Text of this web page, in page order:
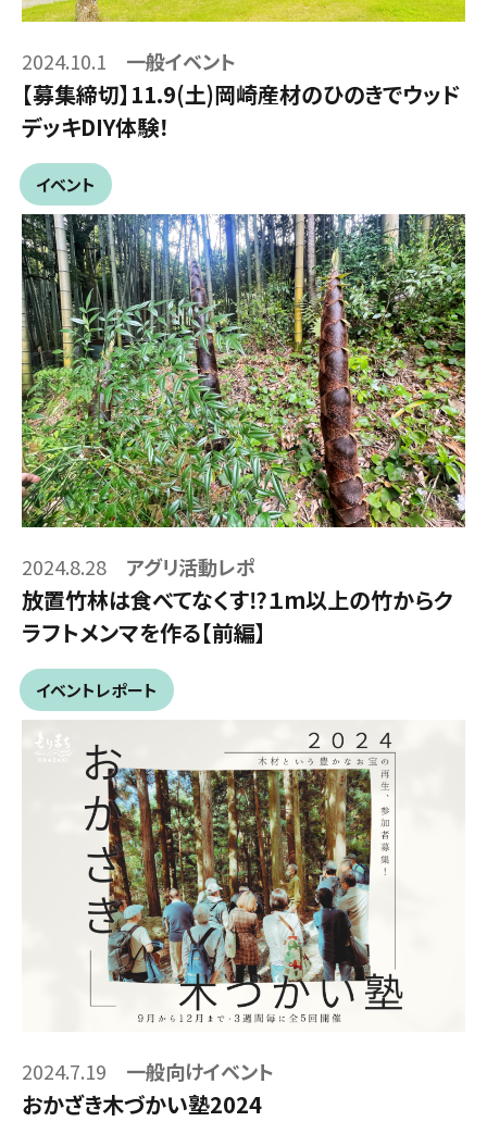
2024.10.1 一般イベント
【募集締切】11.9(土)岡崎産材のひのきでウッド
デッキDIY体験！
イベント
2024.8.28 アグリ活動レポ
放置竹林は食べてなくす⁉１m以上の竹からク
ラフトメンマを作る【前編】
イベントレポート
2024.7.19 一般向けイベント
おかざき木づかい塾2024